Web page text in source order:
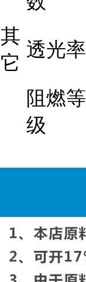
其
它
透光率
阻燃等
级